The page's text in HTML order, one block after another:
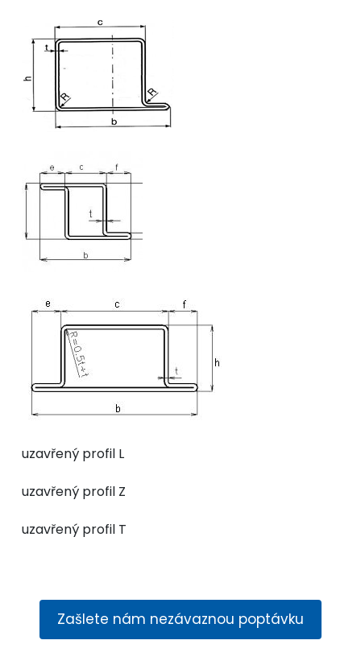
uzavřený profil L
uzavřený profil Z
uzavřený profil T
Zašlete nám nezávaznou poptávku